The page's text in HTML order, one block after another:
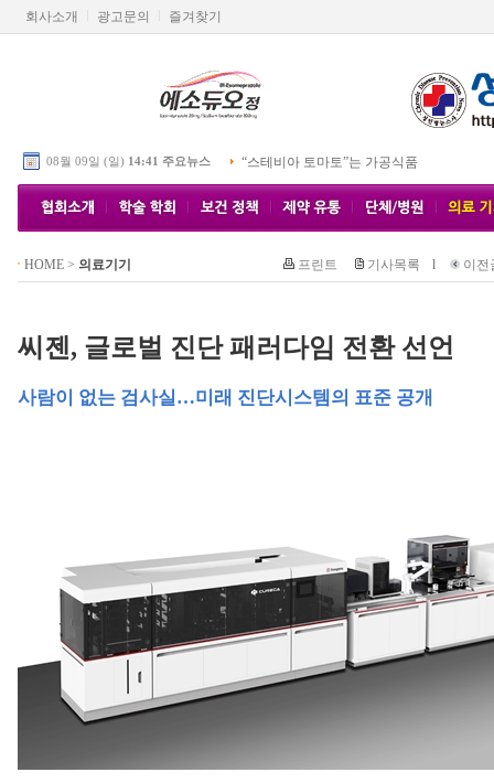
회사소개 광고문의 즐겨찾기
08월 09일 (일) 14:41 주요뉴스 “스테비아 토마토”는 가공식품
HOME> 의료기기 프린트 기사목록 l 이전
씨젠, 글로벌 진단 패러다임 전환 선언
사람이 없는 검사실…미래 진단시스템의 표준 공개